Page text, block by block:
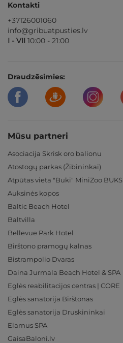
Kontakti
+37126001060
info@gribuatpusties.lv
I - VII 10:00 - 21:00
Draudzēsimies:
Mūsu partneri
Asociacija Skrisk oro balionu
Atostogų parkas (Žibininkai)
Atpūtas vieta "Buki" MiniZoo BUKS
Auksinės kopos
Baltic Beach Hotel
Baltvilla
Bellevue Park Hotel
Birštono pramogų kalnas
Bistrampolio Dvaras
Daina Jurmala Beach Hotel & SPA
Eglės reabilitacijos centras | CORE
Eglės sanatorija Birštonas
Eglės sanatorija Druskininkai
Elamus SPA
GaisaBaloni.lv